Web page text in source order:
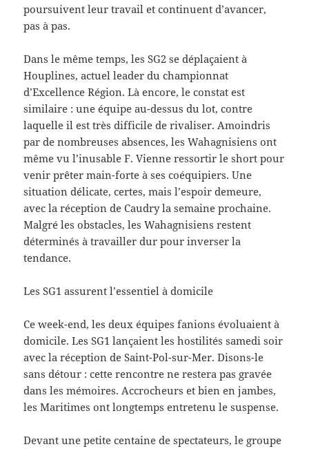
poursuivent leur travail et continuent d’avancer,
pas à pas.
Dans le même temps, les SG2 se déplaçaient à
Houplines, actuel leader du championnat
d’Excellence Région. Là encore, le constat est
similaire : une équipe au-dessus du lot, contre
laquelle il est très difficile de rivaliser. Amoindris
par de nombreuses absences, les Wahagnisiens ont
même vu l’inusable F. Vienne ressortir le short pour
venir prêter main-forte à ses coéquipiers. Une
situation délicate, certes, mais l’espoir demeure,
avec la réception de Caudry la semaine prochaine.
Malgré les obstacles, les Wahagnisiens restent
déterminés à travailler dur pour inverser la
tendance.
Les SG1 assurent l’essentiel à domicile
Ce week-end, les deux équipes fanions évoluaient à
domicile. Les SG1 lançaient les hostilités samedi soir
avec la réception de Saint-Pol-sur-Mer. Disons-le
sans détour : cette rencontre ne restera pas gravée
dans les mémoires. Accrocheurs et bien en jambes,
les Maritimes ont longtemps entretenu le suspense.
Devant une petite centaine de spectateurs, le groupe